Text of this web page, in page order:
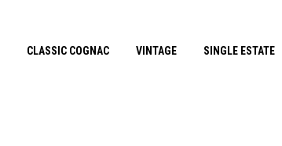
CLASSIC COGNAC VINTAGE SINGLE ESTATE